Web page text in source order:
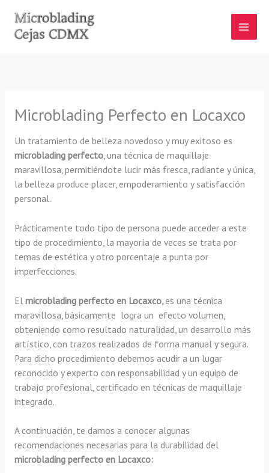
contenido
Microblading Perfecto en Locaxco
Un tratamiento de belleza novedoso y muy exitoso es
microblading perfecto, una técnica de maquillaje
maravillosa, permitiéndote lucir más fresca, radiante y única,
la belleza produce placer, empoderamiento y satisfacción
personal.
Prácticamente todo tipo de persona puede acceder a este
tipo de procedimiento, la mayoría de veces se trata por
temas de estética y otro porcentaje a punta por
imperfecciones.
El microblading perfecto en Locaxco, es una técnica
maravillosa, básicamente logra un efecto volumen,
obteniendo como resultado naturalidad, un desarrollo más
artístico, con trazos realizados de forma manual y segura.
Para dicho procedimiento debemos acudir a un lugar
reconocido y experto con responsabilidad y un equipo de
trabajo profesional, certificado en técnicas de maquillaje
integrado.
A continuación, te damos a conocer algunas
recomendaciones necesarias para la durabilidad del
microblading perfecto en Locaxco: